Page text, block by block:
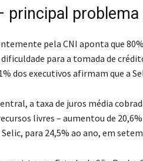
principal
pela CNI aponta que
para a tomada de
dos executivos afirmam que a
a taxa de juros média
livres – aumentou de
para 24,5% ao ano, em